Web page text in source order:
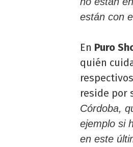
están con
En Puro
quién
reside por
Córdoba,
ejemplo si
en este